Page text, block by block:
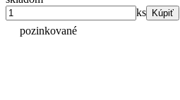
ks
Kúpiť
pozinkované